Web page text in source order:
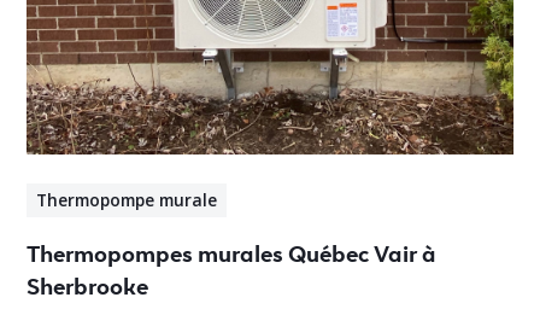
Thermopompe murale
Thermopompes murales Québec Vair à
Sherbrooke